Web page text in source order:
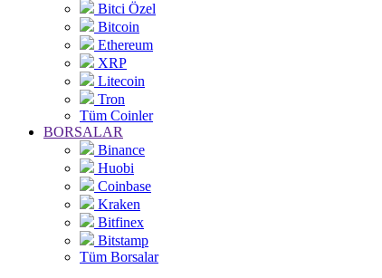
Bitci Özel
Bitcoin
Ethereum
XRP
Litecoin
Tron
Tüm Coinler
BORSALAR
Binance
Huobi
Coinbase
Kraken
Bitfinex
Bitstamp
Tüm Borsalar